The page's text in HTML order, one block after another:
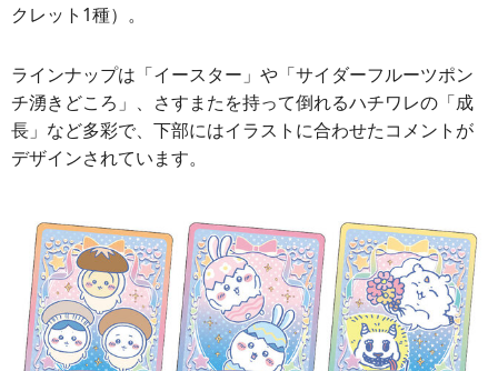
クレット1種）。
ラインナップは「イースター」や「サイダーフルーツポン
チ湧きどころ」、さすまたを持って倒れるハチワレの「成
長」など多彩で、下部にはイラストに合わせたコメントが
デザインされています。